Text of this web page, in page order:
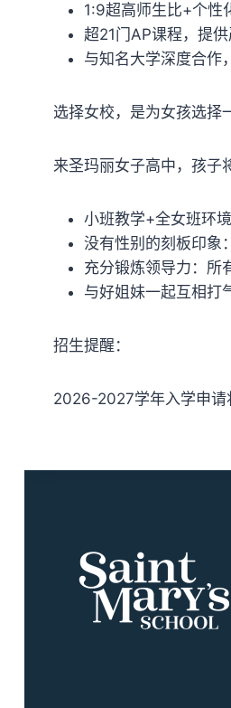
1:9超高师生比+个性
超21门AP课程，提
与知名大学深度合作
选择女校，是为女孩选择
来圣玛丽女子高中，孩子
小班教学+全女班环
没有性别的刻板印象
充分锻炼领导力：所
与好姐妹一起互相打
招生提醒：
2026-2027学年入学申请